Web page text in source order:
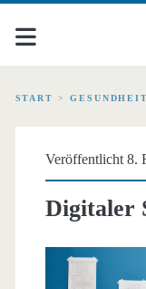
START > GESUNDHEIT
Veröffentlicht 8.
Digitaler